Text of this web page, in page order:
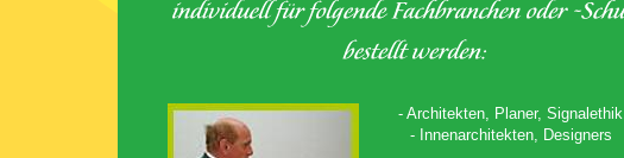
- Architekten, Planer, Signalethik
- Innenarchitekten, Designers